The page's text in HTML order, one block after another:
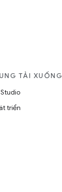
TẢI XUỐNG
triển